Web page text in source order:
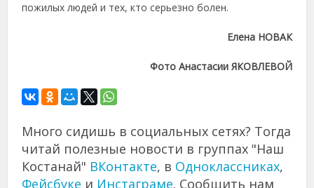
пожилых людей и тех, кто серьезно болен.
Елена НОВАК
Фото Анастасии ЯКОВЛЕВОЙ
Много сидишь в социальных сетях? Тогда
читай полезные новости в группах "Наш
Костанай" ВКонтакте, в Одноклассниках,
Фейсбуке и Инстаграме. Сообщить нам